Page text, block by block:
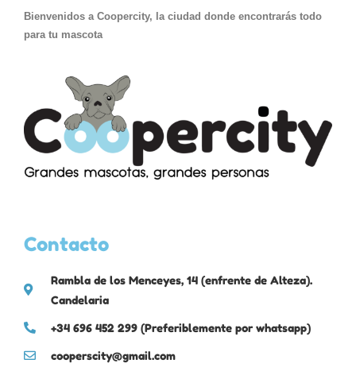
Bienvenidos a Coopercity, la ciudad donde encontrarás todo
para tu mascota
Contacto
Rambla de los Menceyes, 14 (enfrente de Alteza).
Candelaria
+34 696 452 299 (Preferiblemente por whatsapp)
cooperscity@gmail.com